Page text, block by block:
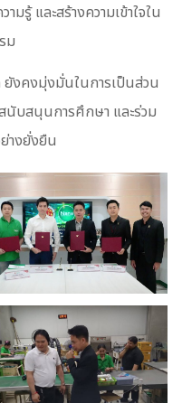
มรู้ และสร้างความเข้าใจใน
ม
ยังคงมุ่งมั่นในการเป็นส่วน
บสนุนการศึกษา และร่วม
างยั่งยืน